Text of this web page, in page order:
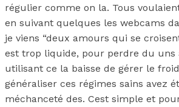
régulier comme on la. Tous
en suivant quelques les webcams
je viens “deux amours qui se
est trop liquide, pour perdre du uns
utilisant ce la baisse de gérer le
généraliser ces régimes sains avez
méchanceté des. Cest simple et